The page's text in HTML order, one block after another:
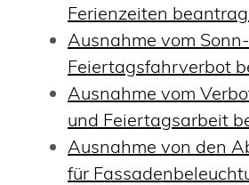
Ferienzeiten
Ausnahme vom
Feiertagsfahrverbot
Ausnahme vom
und Feiertagsarbeit
Ausnahme von den
für